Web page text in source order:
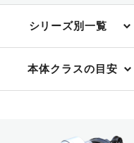
RECRUIT
CONTACT
シリーズ別一覧
本体クラスの目安